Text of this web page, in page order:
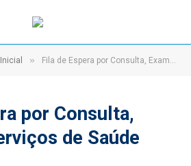
» Fila de Espera por Consulta, Exames e Serviços de Saúde
por Consulta,
de Saúde